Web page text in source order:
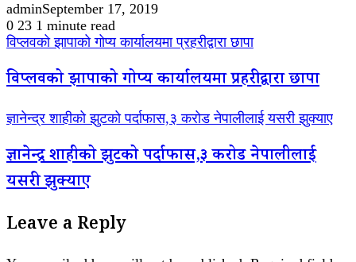
adminSeptember 17, 2019
0 23 1 minute read
विप्लवको झापाको गोप्य कार्यालयमा प्रहरीद्वारा छापा
विप्लवको झापाको गोप्य कार्यालयमा प्रहरीद्वारा छापा
ज्ञानेन्द्र शाहीको झुटको पर्दाफास,३ करोड नेपालीलाई यसरी झुक्याए
ज्ञानेन्द्र शाहीको झुटको पर्दाफास,३ करोड नेपालीलाई
यसरी झुक्याए
Leave a Reply